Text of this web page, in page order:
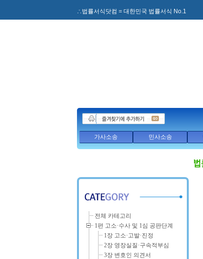
∴법률서식닷컴 = 대한민국 법률서식 No.1
가사소송 민사소송
전체 카테고리
1편 고소·수사 및 1심 공판단계
1장 고소·고발·진정
2장 영장실질·구속적부심
3장 변호인 의견서